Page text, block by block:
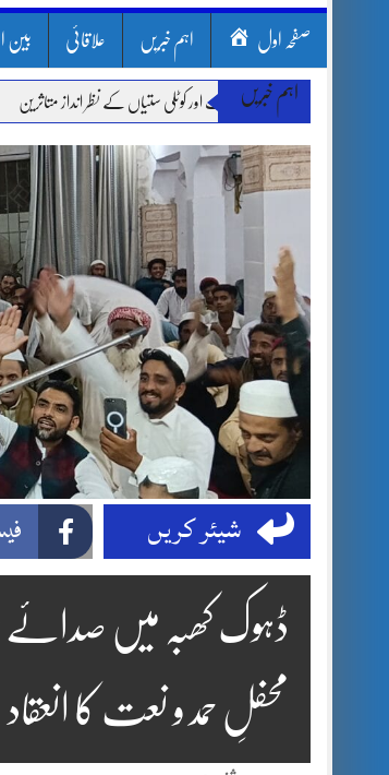
صفحہ اول اہم خبریں علاقائی بین
اہم خبریں
بارشیں، لینڈ سلائیڈنگ اور کوٹلی ستیاں کے نظر انداز متاثرین
شیئر کریں
ڈہوک کھبہ میں صدائے
محفلِ حمد و نعت کا انعقاد